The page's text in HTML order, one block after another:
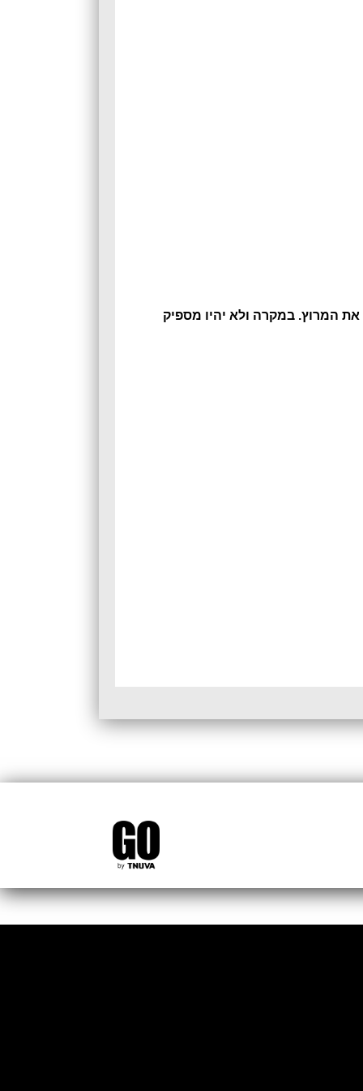
גיל חייבים להיות לפחות 5 רשומים כאשר 3 מתוכם סיימו את המרוץ. במקרה ולא יהיו מספיק